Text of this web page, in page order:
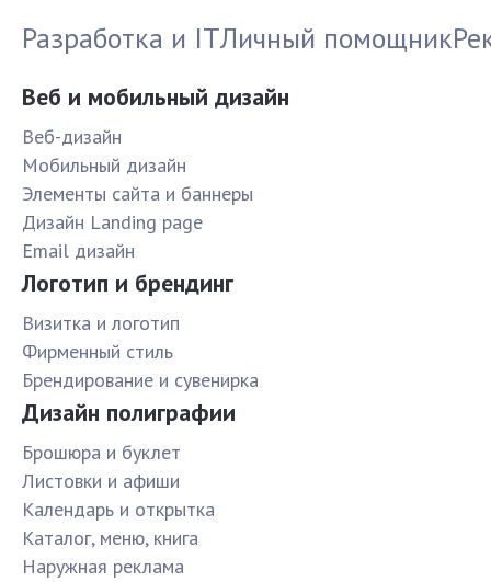
Разработка и ITЛичный помощник
Веб и мобильный дизайн
Веб-дизайн
Мобильный дизайн
Элементы сайта и баннеры
Дизайн Landing page
Email дизайн
Логотип и брендинг
Визитка и логотип
Фирменный стиль
Брендирование и сувенирка
Дизайн полиграфии
Брошюра и буклет
Листовки и афиши
Календарь и открытка
Каталог, меню, книга
Наружная реклама